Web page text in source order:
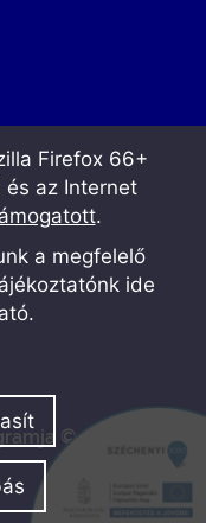
© 2022
Firefox 66+
és az Internet
.
a megfelelő
ide
.